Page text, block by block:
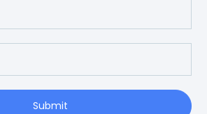
Submit